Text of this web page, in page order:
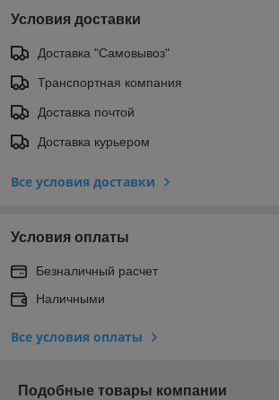
Условия доставки
Доставка "Самовывоз"
Транспортная компания
Доставка почтой
Доставка курьером
Все условия доставки
Условия оплаты
Безналичный расчет
Наличными
Все условия оплаты
Подобные товары компании